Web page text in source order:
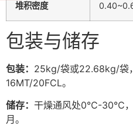
堆积密度
包装与储存
包装： 25kg/袋或22.68kg/袋
16MT/20FCL。
储存： 干燥通风处0℃-30℃，
月。